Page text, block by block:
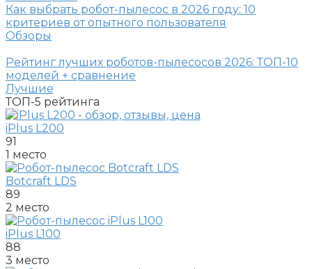
Как выбрать робот-пылесос в 2026 году: 10
критериев от опытного пользователя
Обзоры
Рейтинг лучших роботов-пылесосов 2026: ТОП-10
моделей + сравнение
Лучшие
ТОП-5 рейтинга
iPlus L200
91
1 место
Botcraft LDS
89
2 место
iPlus L100
88
3 место